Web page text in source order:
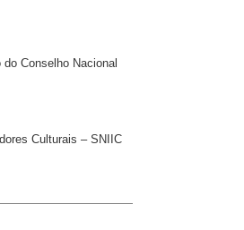
Conselho Nacional
Culturais – SNIIC